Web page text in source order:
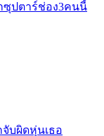
ซุปตาร์ช่อง3คนนี้
จับผิดหุ่นเธอ